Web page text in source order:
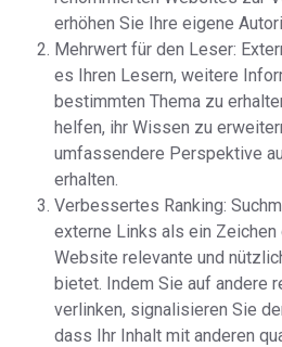
erhöhen Sie Ihre eigene
Mehrwert für den Leser:
es Ihren Lesern, weitere
bestimmten Thema zu
helfen, ihr Wissen zu
umfassendere Perspektive
erhalten.
Verbessertes Ranking:
externe Links als ein Zeichen
Website relevante und
bietet. Indem Sie auf andere
verlinken, signalisieren Sie
dass Ihr Inhalt mit anderen